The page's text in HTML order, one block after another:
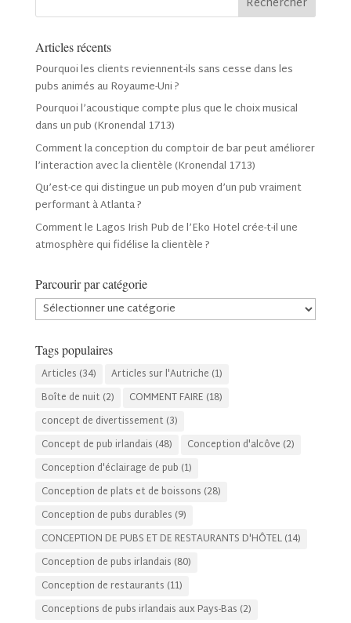
Articles récents
Pourquoi les clients reviennent-ils sans cesse dans les
pubs animés au Royaume-Uni ?
Pourquoi l’acoustique compte plus que le choix musical
dans un pub (Kronendal 1713)
Comment la conception du comptoir de bar peut améliorer
l’interaction avec la clientèle (Kronendal 1713)
Qu’est-ce qui distingue un pub moyen d’un pub vraiment
performant à Atlanta ?
Comment le Lagos Irish Pub de l’Eko Hotel crée-t-il une
atmosphère qui fidélise la clientèle ?
Parcourir par catégorie
Parcourir
par
Tags populaires
Articles (34) Articles sur l'Autriche (1)
Boîte de nuit (2) COMMENT FAIRE (18)
concept de divertissement (3)
Concept de pub irlandais (48) Conception d'alcôve (2)
Conception d'éclairage de pub (1)
Conception de plats et de boissons (28)
Conception de pubs durables (9)
CONCEPTION DE PUBS ET DE RESTAURANTS D'HÔTEL(14)
Conception de pubs irlandais (80)
Conception de restaurants (11)
Conceptions de pubs irlandais aux Pays-Bas (2)